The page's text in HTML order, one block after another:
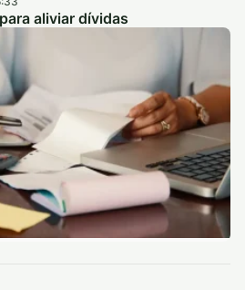
aliviar dívidas